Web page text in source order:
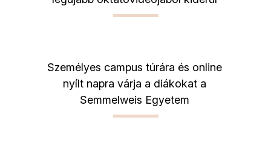
Személyes campus túrára és online
nyílt napra várja a diákokat a
Semmelweis Egyetem